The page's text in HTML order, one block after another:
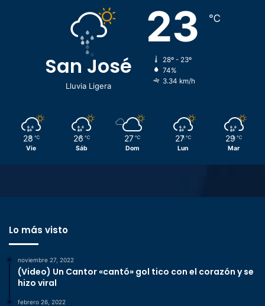
San José
Lluvia Ligera
23 ℃
28º - 23º
74%
3.34 km/h
28 ℃
Vie
26 ℃
Sáb
27 ℃
Dom
27 ℃
Lun
29 ℃
Mar
Lo más visto
noviembre 27, 2022
(Video) Un Cantor «cantó» gol tico con el corazón y se
hizo viral
febrero 26, 2022